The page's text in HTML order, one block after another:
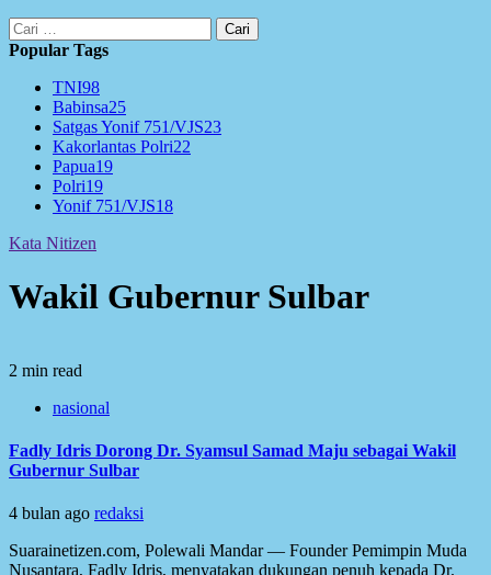
Cari
untuk:
Popular Tags
TNI98
Babinsa25
Satgas Yonif 751/VJS23
Kakorlantas Polri22
Papua19
Polri19
Yonif 751/VJS18
Kata Nitizen
Wakil Gubernur Sulbar
2 min read
nasional
Fadly Idris Dorong Dr. Syamsul Samad Maju sebagai Wakil
Gubernur Sulbar
4 bulan ago redaksi
Suarainetizen.com, Polewali Mandar — Founder Pemimpin Muda
Nusantara, Fadly Idris, menyatakan dukungan penuh kepada Dr.